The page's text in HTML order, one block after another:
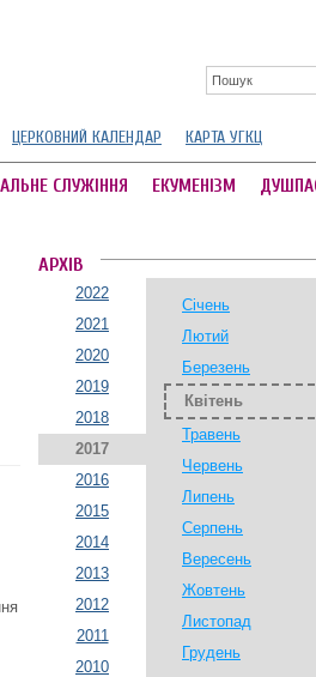
ЦЕРКОВНИЙ КАЛЕНДАР КАРТА УГКЦ
СЛУЖІННЯ ЕКУМЕНІЗМ
АРХІВ
2022
2021
2020
2019
2018
2017
2016
2015
2014
2013
2012
2011
2010
Січень
Лютий
Березень
Квітень
Травень
Червень
Липень
Серпень
Вересень
Жовтень
Листопад
Грудень